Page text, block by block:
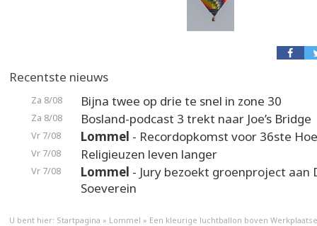
Recentste nieuws
Za 8/08 Bijna twee op drie te snel in zone 30
Za 8/08 Bosland-podcast 3 trekt naar Joe’s Bridge
Vr 7/08 Lommel - Recordopkomst voor 36ste
Vr 7/08 Religieuzen leven langer
Vr 7/08 Lommel - Jury bezoekt groenproject aan
Soeverein
U bent hier: Startpagina » Lommel » Een kleurige luchtballon boven